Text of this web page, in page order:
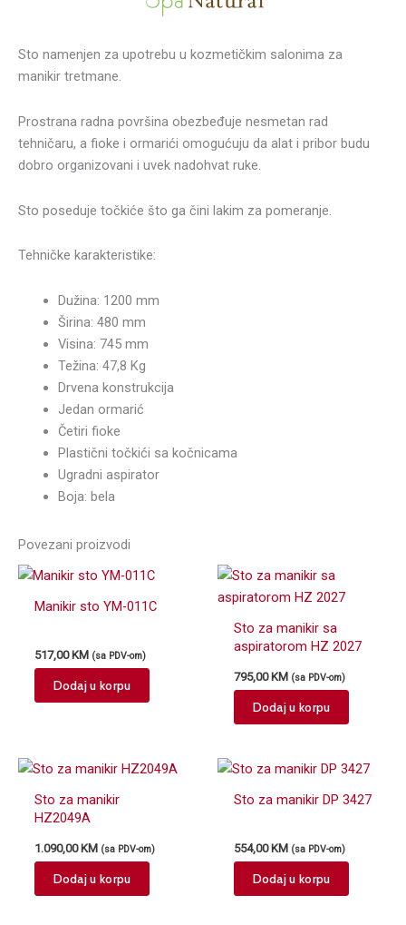
Sto namenjen za upotrebu u kozmetičkim salonima za
manikir tretmane.
Prostrana radna površina obezbeđuje nesmetan rad
tehničaru, a fioke i ormarići omogućuju da alat i pribor budu
dobro organizovani i uvek nadohvat ruke.
Sto poseduje točkiće što ga čini lakim za pomeranje.
Tehničke karakteristike:
Dužina: 1200 mm
Širina: 480 mm
Visina: 745 mm
Težina: 47,8 Kg
Drvena konstrukcija
Jedan ormarić
Četiri fioke
Plastični točkići sa kočnicama
Ugradni aspirator
Boja: bela
Povezani proizvodi
Manikir sto YM-011C
517,00 KM (sa PDV-om)
Dodaj u korpu
Sto za manikir sa
aspiratorom HZ 2027
795,00 KM (sa PDV-om)
Dodaj u korpu
Sto za manikir
HZ2049A
1.090,00KM (sa PDV-om)
Dodaj u korpu
Sto za manikir DP 3427
554,00KM (sa PDV-om)
Dodaj u korpu